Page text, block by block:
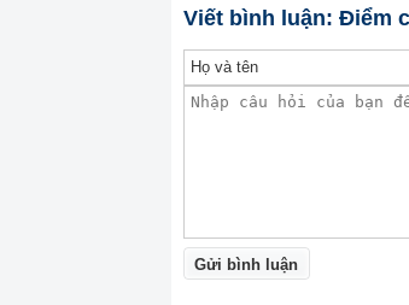
Viết bình luận: Điểm
Gửi bình luận